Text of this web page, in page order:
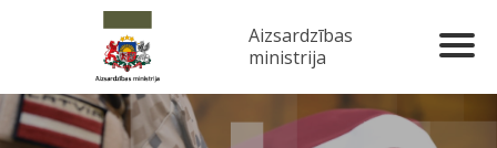
Aizsardzības
ministrija